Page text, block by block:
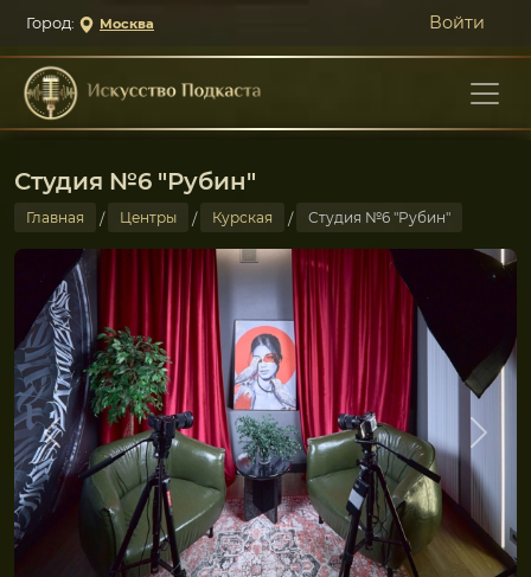
Город: Москва Войти
Студия №6 "Рубин"
Главная Центры Курская Студия №6 "Рубин"
Previous Next